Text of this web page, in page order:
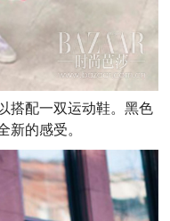
搭配一双运动鞋。黑色
新的感受。